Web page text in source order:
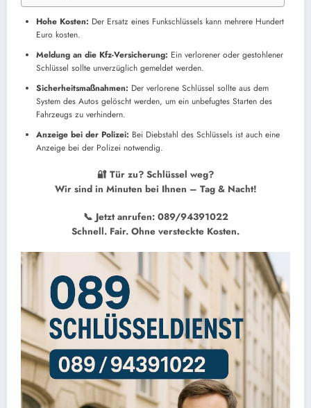
Hohe Kosten: Der Ersatz eines Funkschlüssels kann mehrere Hundert
Euro kosten.
Meldung an die Kfz-Versicherung: Ein verlorener oder gestohlener
Schlüssel sollte unverzüglich gemeldet werden.
Sicherheitsmaßnahmen: Der verlorene Schlüssel sollte aus dem
System des Autos gelöscht werden, um ein unbefugtes Starten des
Fahrzeugs zu verhindern.
Anzeige bei der Polizei: Bei Diebstahl des Schlüssels ist auch eine
Anzeige bei der Polizei notwendig.
🔐 Tür zu? Schlüssel weg?
Wir sind in Minuten bei Ihnen – Tag & Nacht!
📞 Jetzt anrufen: 089/94391022
Schnell. Fair. Ohne versteckte Kosten.